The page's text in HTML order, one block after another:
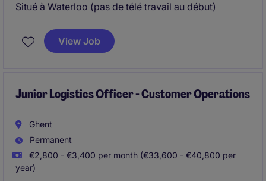
Situé à Waterloo (pas de télé travail au début)
View Job
Junior Logistics Officer - Customer Operations
Ghent
Permanent
€2,800 - €3,400 per month (€33,600 - €40,800 per
year)